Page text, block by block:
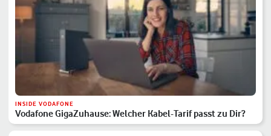
INSIDE VODAFONE
Vodafone GigaZuhause: Welcher Kabel-Tarif passt zu Dir?